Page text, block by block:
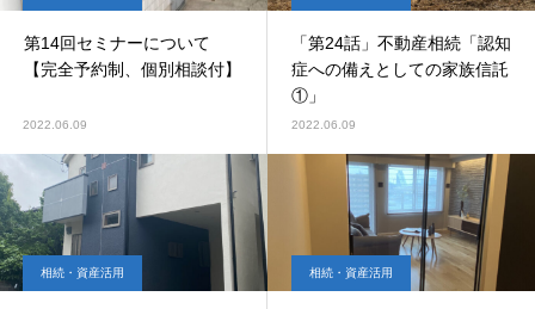
第14回セミナーについて
【完全予約制、個別相談付】
2022.06.09
「第24話」不動産相続「認知
症への備えとしての家族信託
①」
2022.06.09
相続・資産活用 相続・資産活用